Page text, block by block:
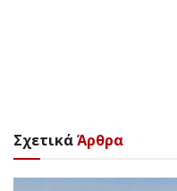
ΣχετικάΆρθρα